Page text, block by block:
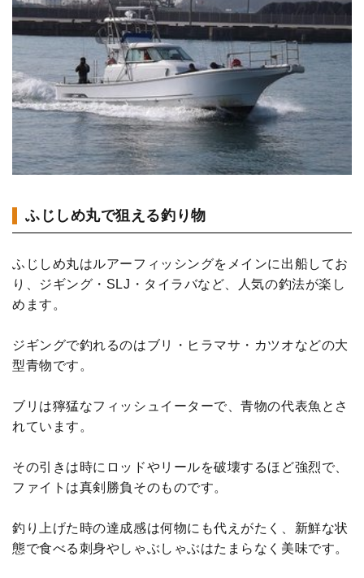
ふじしめ丸で狙える釣り物
ふじしめ丸はルアーフィッシングをメインに出船してお
り、ジギング・SLJ・タイラバなど、人気の釣法が楽し
めます。
ジギングで釣れるのはブリ・ヒラマサ・カツオなどの大
型青物です。
ブリは獰猛なフィッシュイーターで、青物の代表魚とさ
れています。
その引きは時にロッドやリールを破壊するほど強烈で、
ファイトは真剣勝負そのものです。
釣り上げた時の達成感は何物にも代えがたく、新鮮な状
態で食べる刺身やしゃぶしゃぶはたまらなく美味です。